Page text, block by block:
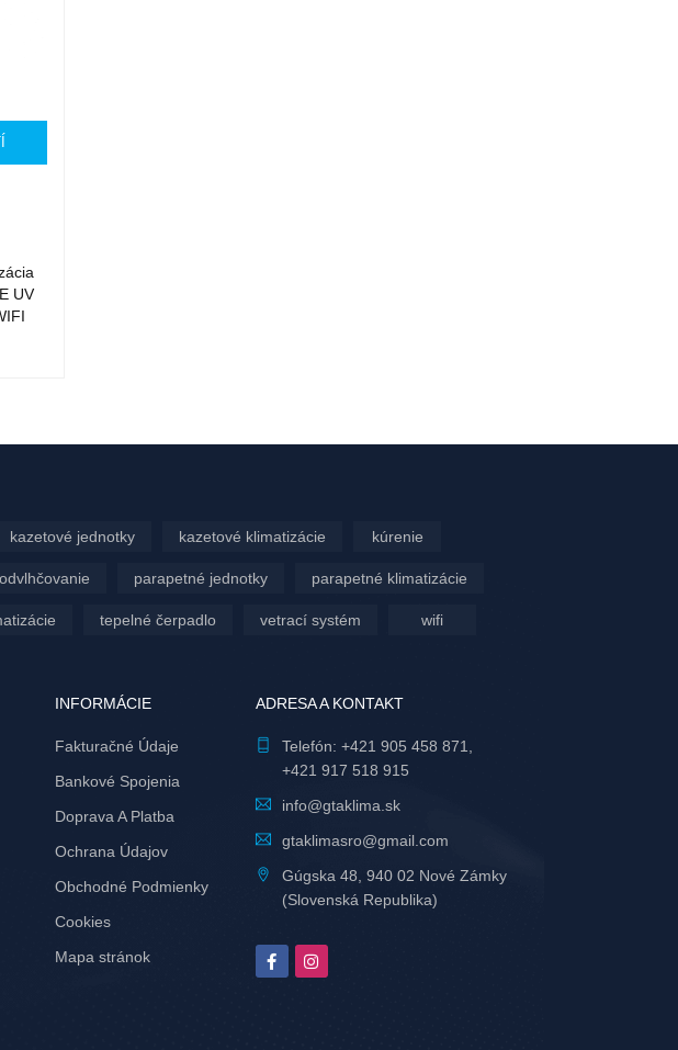
UV
kazetové jednotky kazetové klimatizácie kúrenie
odvlhčovanie parapetné jednotky parapetné klimatizácie
tepelné čerpadlo vetrací systém wifi
INFORMÁCIE
Fakturačné Údaje
Bankové Spojenia
Doprava A Platba
Ochrana Údajov
Obchodné Podmienky
Cookies
Mapa stránok
ADRESA A KONTAKT
Telefón: +421 905 458 871
+421 917 518 915
info@gtaklima.sk
gtaklimasro@gmail.com
Gúgska 48, 940 02 Nové Zámky
(Slovenská Republika)